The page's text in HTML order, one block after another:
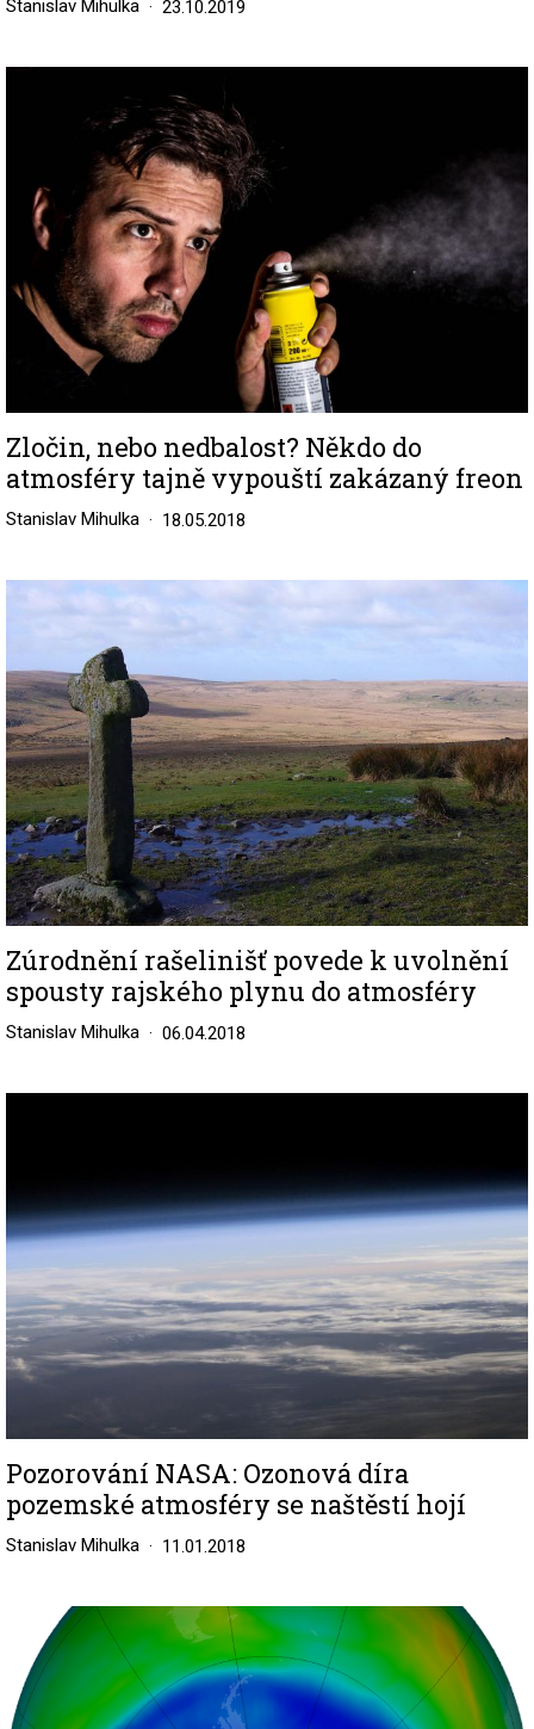
Stanislav Mihulka 23.10.2019
Zločin, nebo nedbalost? Někdo do
atmosféry tajně vypouští zakázaný freon
Stanislav Mihulka 18.05.2018
Image
Zúrodnění rašelinišť povede k uvolnění
spousty rajského plynu do atmosféry
Stanislav Mihulka 06.04.2018
Pozorování NASA: Ozonová díra
pozemské atmosféry se naštěstí hojí
Stanislav Mihulka 11.01.2018
Image